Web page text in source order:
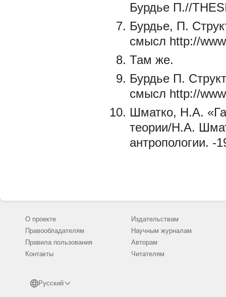
Бурдье П.//
Бурдье, П.
смысл http://
Там же.
Бурдье П.
смысл http://
Шматко, H.A.
теории/H.A.
антропологии.
О проекте
Правообладателям
Правила пользования
Контакты
Русский
Издательствам
Научным журналам
Авторам
Читателям